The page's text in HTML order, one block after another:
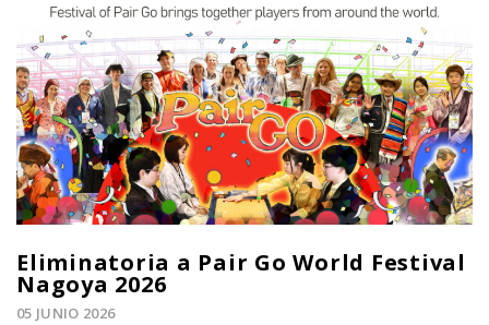
Eliminatoria a Pair Go World Festival
Nagoya 2026
05 JUNIO 2026